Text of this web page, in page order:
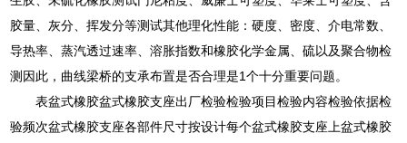
胶量、灰分、挥发分等测试其他理化性能：硬度、密度、介电常数、
导热率、蒸汽透过速率、溶胀指数和橡胶化学金属、硫以及聚合物检
测因此，曲线梁桥的支承布置是否合理是1个十分重要问题。
表盆式橡胶盆式橡胶支座出厂检验检验项目检验内容检验依据检
验频次盆式橡胶支座各部件尺寸按设计每个盆式橡胶支座上盆式橡胶